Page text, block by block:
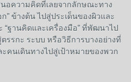
นอความคิดที่เลยจากลักษณะทาง
” ข้างต้น ไปสู่ประเด็นของผิวและ
“ฐานคิดและเครื่องมือ” ที่พัฒนาไป
รรกะ ระบบ หรือวิธีการบางอย่างที่
ะคนเดินทางไปสู่เป้าหมายของพวก